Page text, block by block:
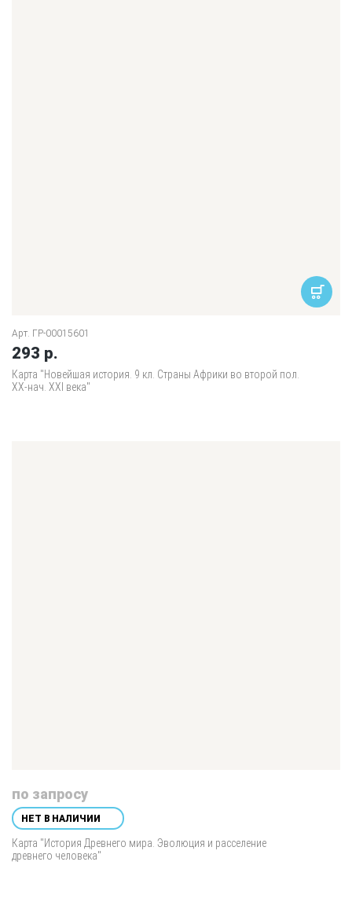
Арт. ГР-00015601
293 р.
Карта "Новейшая история. 9 кл. Страны Африки во второй пол.
XX-нач. XXI века"
по запросу
НЕТ В НАЛИЧИИ
Карта "История Древнего мира. Эволюция и расселение
древнего человека"